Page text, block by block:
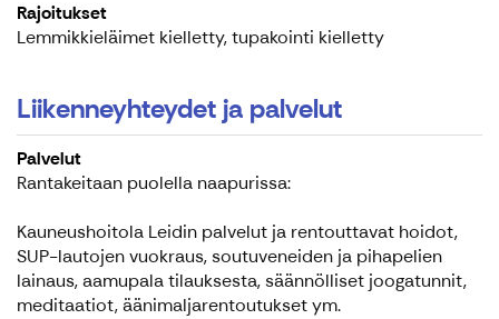
Rajoitukset
Lemmikkieläimet kielletty, tupakointi kielletty
Liikenneyhteydet ja palvelut
Palvelut
Rantakeitaan puolella naapurissa:
Kauneushoitola Leidin palvelut ja rentouttavat hoidot,
SUP-lautojen vuokraus, soutuveneiden ja pihapelien
lainaus, aamupala tilauksesta, säännölliset joogatunnit,
meditaatiot, äänimaljarentoutukset ym.